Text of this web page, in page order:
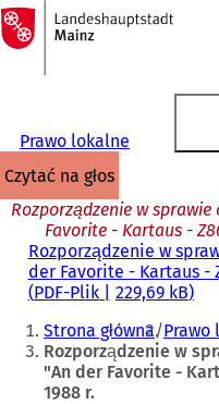
Przejdź do treści
Do
strony
głównej
Prawo lokalne
czytać na głos
Rozporządzenie w
Favorite - Kartaus -
Rozporządzenie w
der Favorite - Kartaus -
PDF-Plik 229,69 kB
Jesteś
tutaj:
Strona główna Prawo
Rozporządzenie w
"An der Favorite -
1988 r.